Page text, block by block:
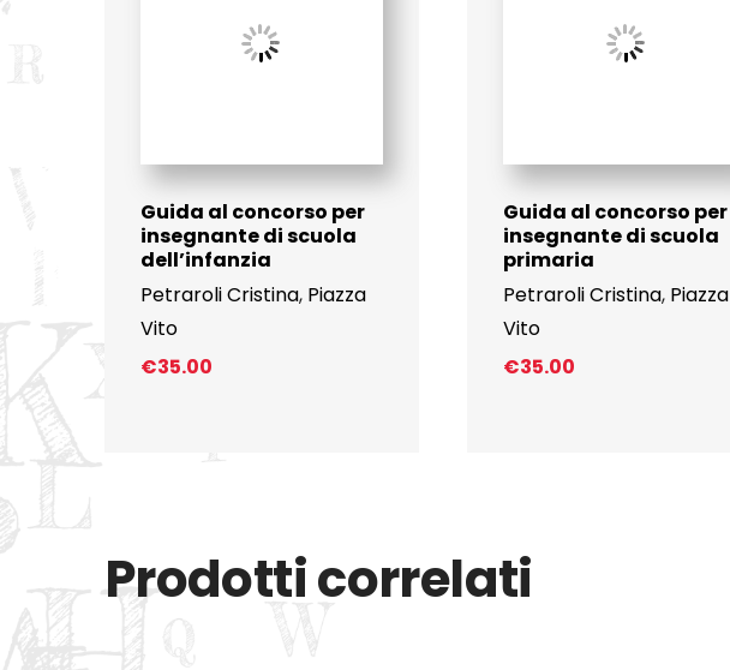
Guida al concorso per
insegnante di scuola
dell’infanzia
Petraroli Cristina, Piazza
Vito
€35.00
Guida al concorso per
insegnante di scuola
primaria
Petraroli Cristina, Piazza
Vito
€35.00
Prodotti correlati